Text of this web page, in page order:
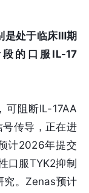
是处于临床Ⅲ期
的口服IL-17
可阻断IL-17AA
号传导，正在进
计2026年提交
口服TYK2抑制
究。Zenas预计